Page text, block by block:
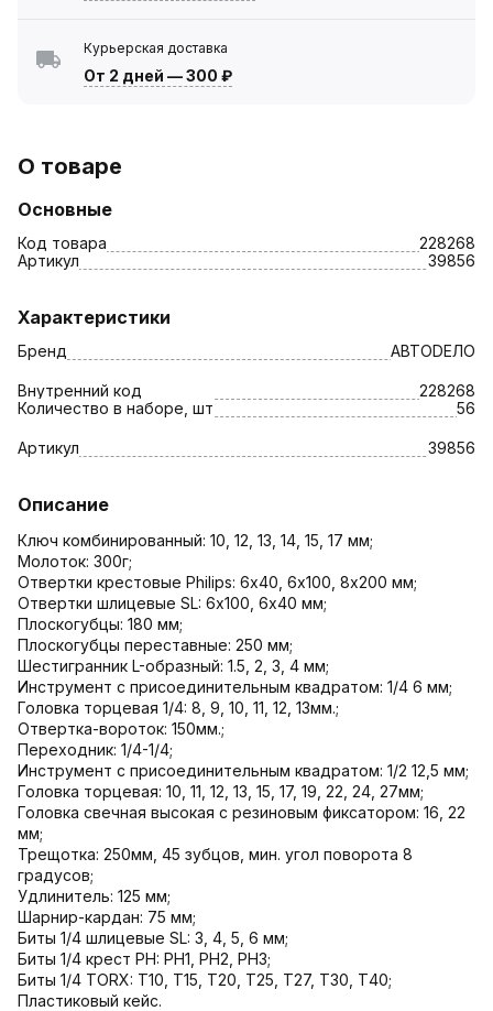
Курьерская доставка
От 2 дней —300 ₽
О товаре
Основные
Код товара
228268
Артикул
39856
Характеристики
Бренд АВТОDЕЛО
Внутренний код
228268
Количество в наборе, шт
56
Артикул 39856
Описание
Ключ комбинированный: 10, 12, 13, 14, 15, 17 мм;
Молоток: 300г;
Отвертки крестовые Philips: 6х40, 6х100, 8х200 мм;
Отвертки шлицевые SL: 6х100, 6х40 мм;
Плоскогубцы: 180 мм;
Плоскогубцы переставные: 250 мм;
Шестигранник L-образный: 1.5, 2, 3, 4 мм;
Инструмент с присоединительным квадратом: 1/4 6 мм;
Головка торцевая 1/4: 8, 9, 10, 11, 12, 13мм.;
Отвертка-вороток: 150мм.;
Переходник: 1/4-1/4;
Инструмент с присоединительным квадратом: 1/2 12,5 мм;
Головка торцевая: 10, 11, 12, 13, 15, 17, 19, 22, 24, 27мм;
Головка свечная высокая с резиновым фиксатором: 16, 22
мм;
Трещотка: 250мм, 45 зубцов, мин. угол поворота 8
градусов;
Удлинитель: 125 мм;
Шарнир-кардан: 75 мм;
Биты 1/4 шлицевые SL: 3, 4, 5, 6 мм;
Биты 1/4 крест PH: PH1, PH2, PH3;
Биты 1/4 TORX: Т10, Т15, Т20, Т25, Т27, Т30, Т40;
Пластиковый кейс.